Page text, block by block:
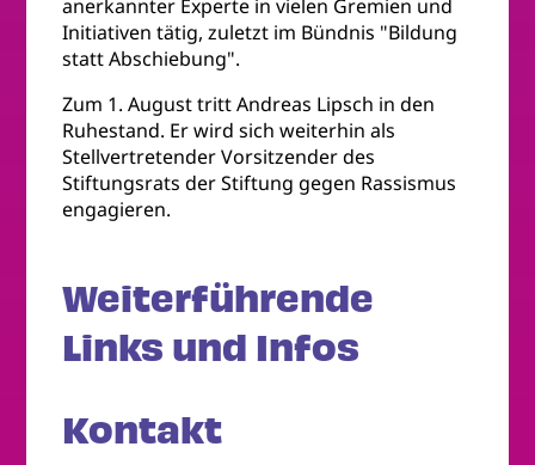
anerkannter Experte in vielen Gremien und
Initiativen tätig, zuletzt im Bündnis "Bildung
statt Abschiebung".
Zum 1. August tritt Andreas Lipsch in den
Ruhestand. Er wird sich weiterhin als
Stellvertretender Vorsitzender des
Stiftungsrats der Stiftung gegen Rassismus
engagieren.
Weiterführende
Links und Infos
Kontakt